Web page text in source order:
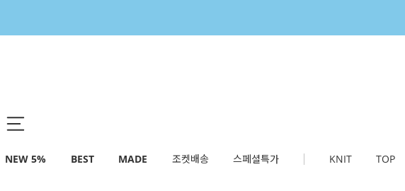
NEW 5% BEST MADE 조켓배송 스페셜특가 KNIT TOP